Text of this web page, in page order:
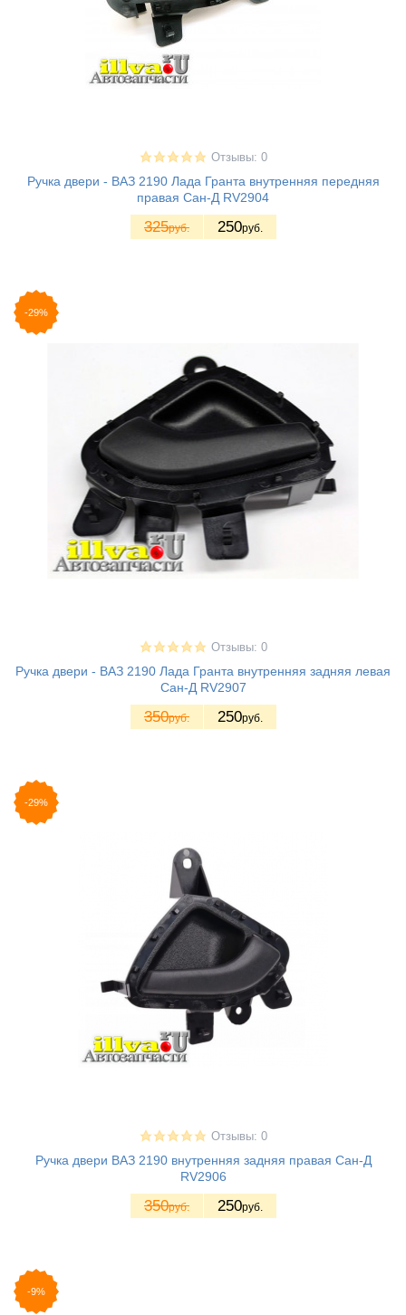
Отзывы: 0
Ручка двери - ВАЗ 2190 Лада Гранта внутренняя передняя
правая Сан-Д RV2904
325руб. 250руб.
-29%
Отзывы: 0
Ручка двери - ВАЗ 2190 Лада Гранта внутренняя задняя левая
Сан-Д RV2907
350руб. 250руб.
-29%
Отзывы: 0
Ручка двери ВАЗ 2190 внутренняя задняя правая Сан-Д
RV2906
350руб. 250руб.
-9%